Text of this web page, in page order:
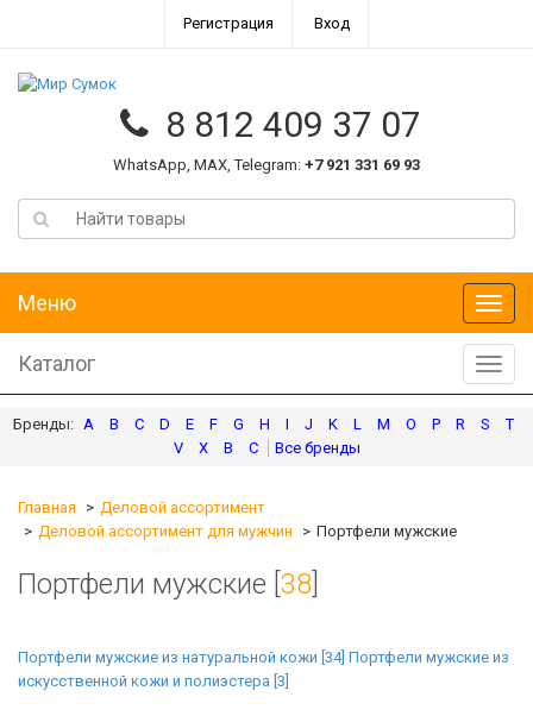
Регистрация Вход
8 812 409 37 07
WhatsApp, MAX, Telegram: +7 921 331 69 93
Меню
Меню
Каталог
A B C D E F G H I J K L M O P R S
T
V
X В С
Главная
Деловой ассортимент
Деловой ассортимент для мужчин
Портфели мужские
Портфели мужские [ 38
Портфели мужские из натуральной кожи [ 34] Портфели мужские из
искусственной кожи и полиэстера [ 3